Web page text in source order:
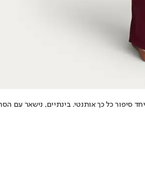
סיפור כל כך אותנטי. בינתיים, נישאר עם